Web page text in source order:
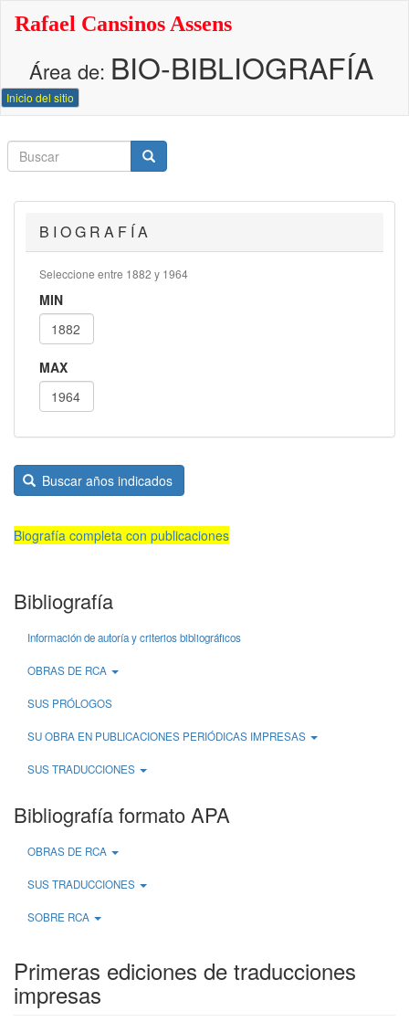
principal
Rafael Cansinos Assens
Área de: BIO-BIBLIOGRAFÍA
Inicio del sitio
Buscar
Buscar
Buscar
B I O G R A F Í A
Seleccione entre 1882 y 1964
MIN
MAX
Buscar años indicados
Biografía completa con publicaciones
Bibliografía
Información de autoría y criterios bibliográficos
OBRAS DE RCA
SUS PRÓLOGOS
SU OBRA EN PUBLICACIONES PERIÓDICAS IMPRESAS
SUS TRADUCCIONES
Bibliografía formato APA
OBRAS DE RCA
SUS TRADUCCIONES
SOBRE RCA
Primeras ediciones de traducciones
impresas